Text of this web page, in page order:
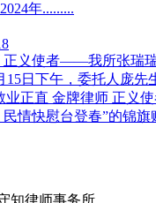
年.........
正义使者——我所张瑞
15日下午，委托人庞先
业正直 金牌律师 正义
民情快慰台登春”的锦